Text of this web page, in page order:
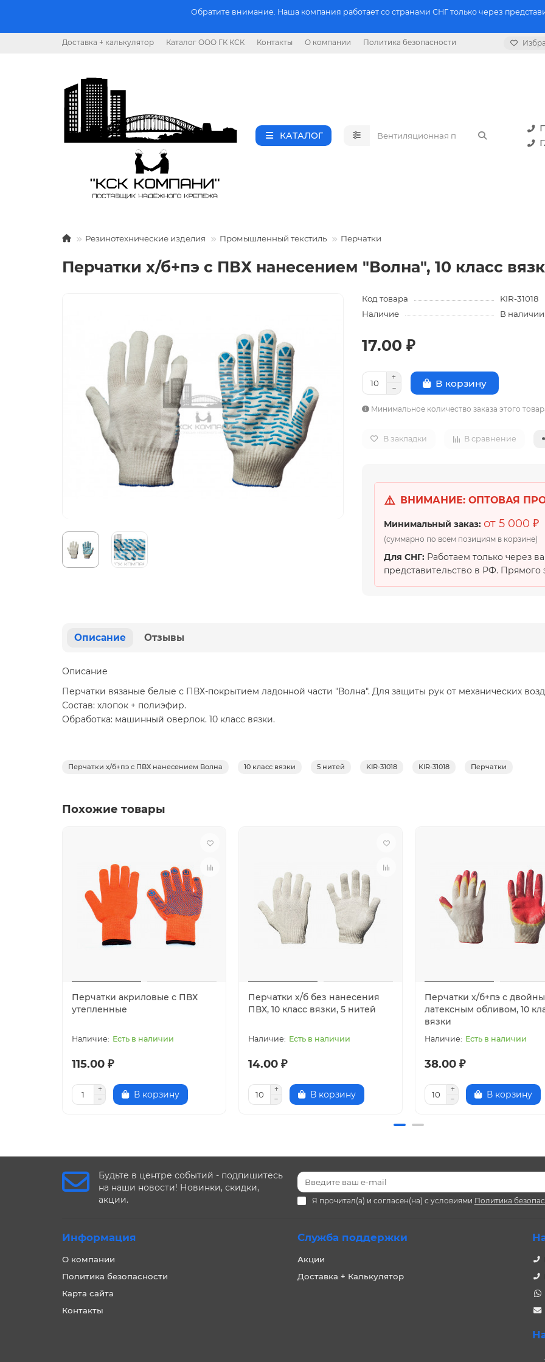
Обратите внимание. Наша компания работает со странами СНГ только через
Доставка + калькулятор Каталог ООО ГК КСК Контакты О компании Политика безопасности
КАТАЛОГ
Резинотехнические изделия Промышленный текстиль Перчатки
Перчатки х/б+пэ с ПВХ нанесением "Волна", 10 класс
Код товара
KIR-31018
Наличие
В наличии
17.00 ₽
В корзину
Минимальное количество заказа этого
В закладки В сравнение
⚠️ ВНИМАНИЕ: ОПТОВАЯ
Минимальный заказ: от 5 000 ₽
(суммарно по всем позициям в корзине)
Для СНГ: Работаем только через
представительство в РФ. Прямого
Описание Отзывы
Описание
Перчатки вязаные белые с ПВХ-покрытием ладонной части "Волна". Для защиты рук от механических
Состав: хлопок + полиэфир.
Обработка: машинный оверлок. 10 класс вязки.
Перчатки х/б+пэ с ПВХ нанесением Волна 10 класс вязки 5 нитей KIR-31018 KIR-31018 Перчатки
Похожие товары
Перчатки акриловые с ПВХ
утепленные
Есть в наличии
115.00 ₽
В корзину
Перчатки х/б без нанесения
ПВХ, 10 класс вязки, 5 нитей
Есть в наличии
14.00 ₽
В корзину
Перчатки х/б+пэ с
латексным обливом, 10
вязки
Есть в наличии
38.00 ₽
В корзину
Будьте в центре событий - подпишитесь
на наши новости! Новинки, скидки,
акции.
Я прочитал(а) и согласен(на) с условиями Политика
Информация
О компании
Политика безопасности
Карта сайта
Контакты
Служба поддержки
Акции
Доставка + Калькулятор